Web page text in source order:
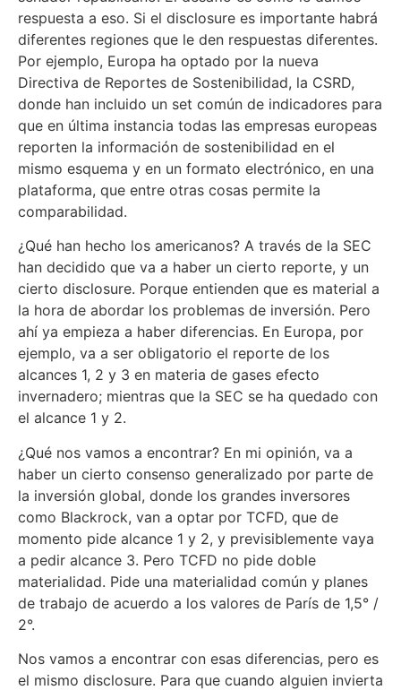
respuesta a eso. Si el disclosure es importante habrá
diferentes regiones que le den respuestas diferentes.
Por ejemplo, Europa ha optado por la nueva
Directiva de Reportes de Sostenibilidad, la CSRD,
donde han incluido un set común de indicadores para
que en última instancia todas las empresas europeas
reporten la información de sostenibilidad en el
mismo esquema y en un formato electrónico, en una
plataforma, que entre otras cosas permite la
comparabilidad.
¿Qué han hecho los americanos? A través de la SEC
han decidido que va a haber un cierto reporte, y un
cierto disclosure. Porque entienden que es material a
la hora de abordar los problemas de inversión. Pero
ahí ya empieza a haber diferencias. En Europa, por
ejemplo, va a ser obligatorio el reporte de los
alcances 1, 2 y 3 en materia de gases efecto
invernadero; mientras que la SEC se ha quedado con
el alcance 1 y 2.
¿Qué nos vamos a encontrar? En mi opinión, va a
haber un cierto consenso generalizado por parte de
la inversión global, donde los grandes inversores
como Blackrock, van a optar por TCFD, que de
momento pide alcance 1 y 2, y previsiblemente vaya
a pedir alcance 3. Pero TCFD no pide doble
materialidad. Pide una materialidad común y planes
de trabajo de acuerdo a los valores de París de 1,5° /
2°.
Nos vamos a encontrar con esas diferencias, pero es
el mismo disclosure. Para que cuando alguien invierta